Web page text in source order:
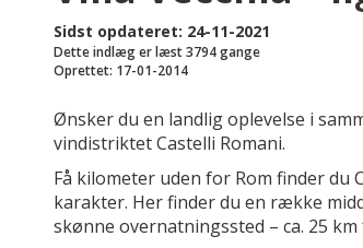
Sidst opdateret: 24-11-2021
Dette indlæg er læst 3794 gange
Oprettet: 17-01-2014
Ønsker du en landlig oplevelse i
vindistriktet Castelli Romani.
Få kilometer uden for Rom finder du
karakter. Her finder du en række
skønne overnatningssted – ca. 25